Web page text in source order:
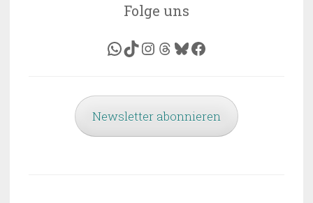
Folge uns
WhatsApp
TikTok
Instagram
Threads
Bluesky
Facebook
Newsletter abonnieren